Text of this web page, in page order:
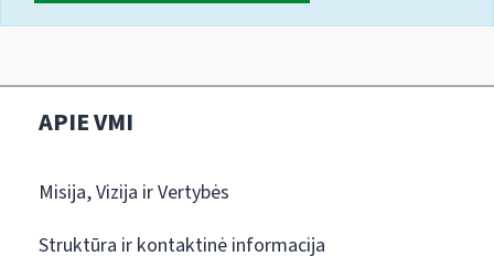
APIE VMI
Misija, Vizija ir Vertybės
Struktūra ir kontaktinė informacija